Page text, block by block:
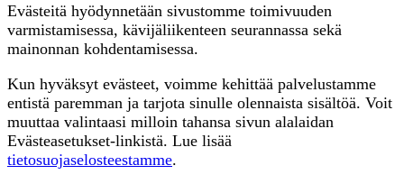
Evästeitä hyödynnetään sivustomme toimivuuden
varmistamisessa, kävijäliikenteen seurannassa sekä
mainonnan kohdentamisessa.
Kun hyväksyt evästeet, voimme kehittää palvelustamme
entistä paremman ja tarjota sinulle olennaista sisältöä. Voit
muuttaa valintaasi milloin tahansa sivun alalaidan
Evästeasetukset-linkistä. Lue lisää
tietosuojaselosteestamme.